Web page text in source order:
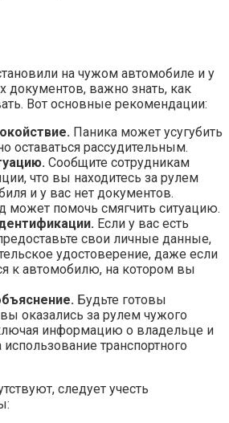
на чужом автомобиле и у
документов, важно знать, как
Вот основные рекомендации:
Паника может усугубить
оставаться рассудительным.
Сообщите сотрудникам
что вы находитесь за рулем
и у вас нет документов.
может помочь смягчить ситуацию.
Если у вас есть
свои личные данные,
удостоверение, даже если
к автомобилю, на котором вы
Будьте готовы
оказались за рулем чужого
информацию о владельце и
использование транспортного
следует учесть